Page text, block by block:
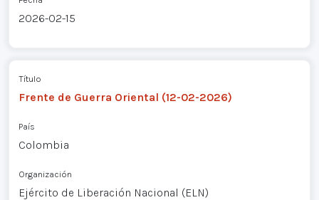
2026-02-15
Título
Frente de Guerra Oriental (12-02-2026)
País
Colombia
Organización
Ejército de Liberación Nacional (ELN)